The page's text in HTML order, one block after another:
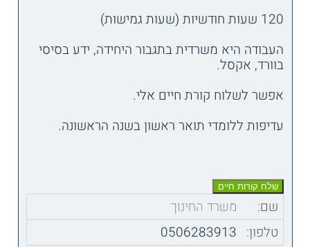
120 שעות חודשיות (שעות גמישות)
העבודה היא משרדית בתגבור היחידה, ידע בסיסי
בוורד, אקסל.
אפשר לשלוח קורת חיים אלי.
עדיפות ללומדי תואר ראשון בשנה הראשונה.
שם:
משרד החינוך
טלפון: 0506283913